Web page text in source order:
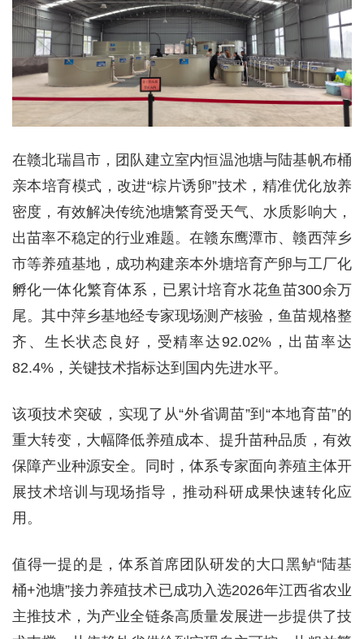
在赣北瑞昌市，团队建立室内恒温池塘与陆基帆布桶
亲本培育模式，改进“棕片诱卵”技术，精准优化放养
密度，有效解决传统池塘繁育受天气、水质影响大，
出苗率不稳定的行业难题。在赣东鹰潭市、赣西萍乡
市等养殖基地，成功构建亲本外塘培育产卵与工厂化
孵化一体化繁育体系，已累计培育水花鱼苗300余万
尾。其中萍乡基地经专家现场测产核验，鱼苗规格整
齐、生长状态良好，受精率达92.02%，出苗率达
82.4%，关键技术指标达到国内先进水平。
该项技术突破，实现了从“外省调苗”到“本地育苗”的
重大转变，大幅降低养殖成本、提升苗种品质，有效
保障产业种源安全。同时，体系专家面向养殖主体开
展技术培训与现场指导，推动科研成果快速转化应
用。
值得一提的是，体系首席团队研发的大口黑鲈“陆基
桶+池塘”接力养殖技术已成功入选2026年江西省农业
主推技术，为产业全链条高质量发展进一步提供了技